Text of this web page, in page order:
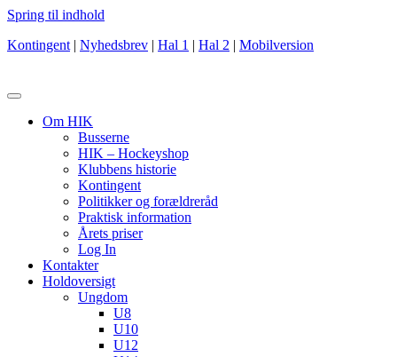
Spring til indhold
Kontingent | Nyhedsbrev | Hal 1 | Hal 2 | Mobilversion
Om HIK
Busserne
HIK – Hockeyshop
Klubbens historie
Kontingent
Politikker og forældreråd
Praktisk information
Årets priser
Log In
Kontakter
Holdoversigt
Ungdom
U8
U10
U12